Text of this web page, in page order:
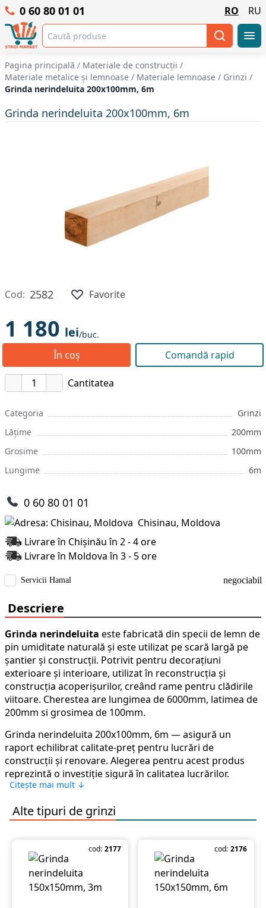
0 60 80 01 01 RO RU
Pagina principală / Materiale de construcții /
Materiale metalice și lemnoase / Materiale lemnoase / Grinzi /
Grinda nerindeluita 200x100mm, 6m
Grinda nerindeluita 200x100mm, 6m
Cod: 2582 Favorite
1 180 lei/buc.
În coș Comandă rapid
Cantitatea
Categoria
Grinzi
Lățime
200mm
Grosime
100mm
Lungime
6m
0 60 80 01 01
Chisinau, Moldova
Livrare în Chișinău în 2 - 4 ore
Livrare în Moldova în 3 - 5 ore
Servicii Hamal negociabil
Descriere
Grinda nerindeluita este fabricată din specii de lemn de
pin umiditate naturală și este utilizat pe scară largă pe
șantier și construcții. Potrivit pentru decorațiuni
exterioare și interioare, utilizat în reconstrucția și
construcția acoperișurilor, creând rame pentru clădirile
viitoare. Cherestea are lungimea de 6000mm, latimea de
200mm si grosimea de 100mm.
Grinda nerindeluita 200x100mm, 6m — asigură un
raport echilibrat calitate-preț pentru lucrări de
construcții și renovare. Alegerea pentru acest produs
reprezintă o investiție sigură în calitatea lucrărilor.
Comandați pe stroimarket.md cu livrare rapidă în
Citește mai mult ↓
Alte tipuri de grinzi
cod: 2177 cod: 2176